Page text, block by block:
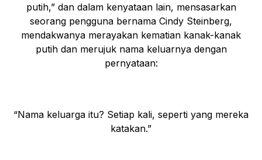
putih,” dan dalam kenyataan lain, mensasarkan
seorang pengguna bernama Cindy Steinberg,
mendakwanya merayakan kematian kanak-kanak
putih dan merujuk nama keluarnya dengan
pernyataan:
“Nama keluarga itu? Setiap kali, seperti yang mereka
katakan.”